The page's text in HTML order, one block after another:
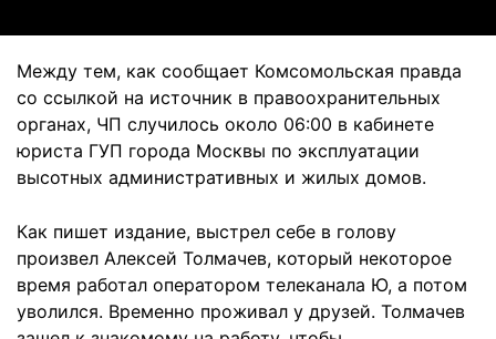
Между тем, как сообщает Комсомольская правда
со ссылкой на источник в правоохранительных
органах, ЧП случилось около 06:00 в кабинете
юриста ГУП города Москвы по эксплуатации
высотных административных и жилых домов.
Как пишет издание, выстрел себе в голову
произвел Алексей Толмачев, который некоторое
время работал оператором телеканала Ю, а потом
уволился. Временно проживал у друзей. Толмачев